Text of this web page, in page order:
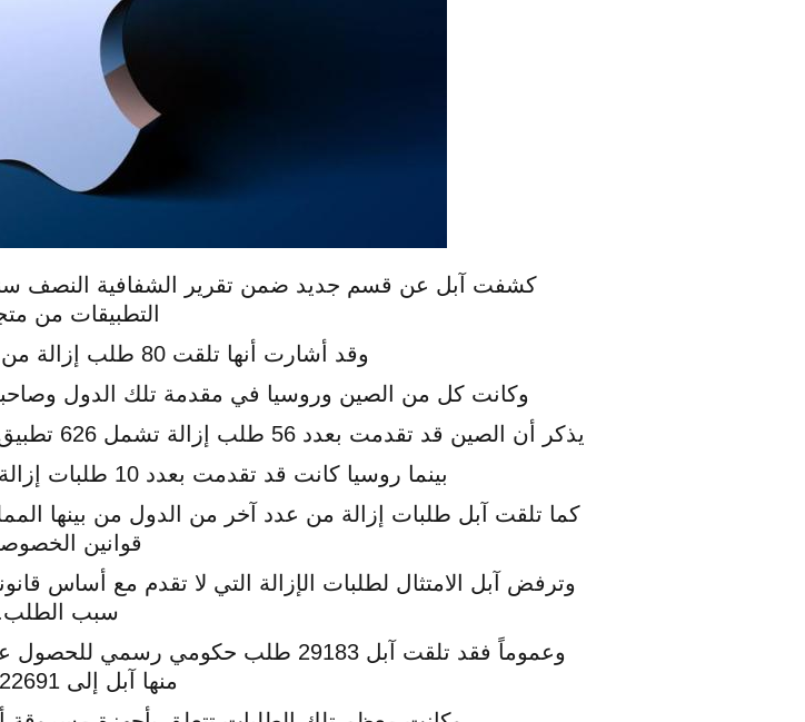
كشفت آبل عن قسم جديد ضمن تقرير الشفافية النصف
التطبيقات من
وقد أشارت أنها تلقت 80 طلب إزالة من 11 دولة تشمل 770 تطبيق.
وكانت كل من الصين وروسيا في مقدمة تلك الدول وصاحبة
يذكر أن الصين قد تقدمت بعدد 56 طلب إزالة تشمل 626 تطبيق استجابت منها آبل لعدد 517 تطبيق وقامت بإزالتها.
بينما روسيا كانت قد تقدمت بعدد 10 طلبات إزالة لعشرة تطبيقات نفذتها آبل بالكامل.
كما تلقت آبل طلبات إزالة من عدد آخر من الدول من بينها
قوانين
وترفض آبل الامتثال لطلبات الإزالة التي لا تقدم مع أساس
سبب
منها آبل إلى 22691 طلب.